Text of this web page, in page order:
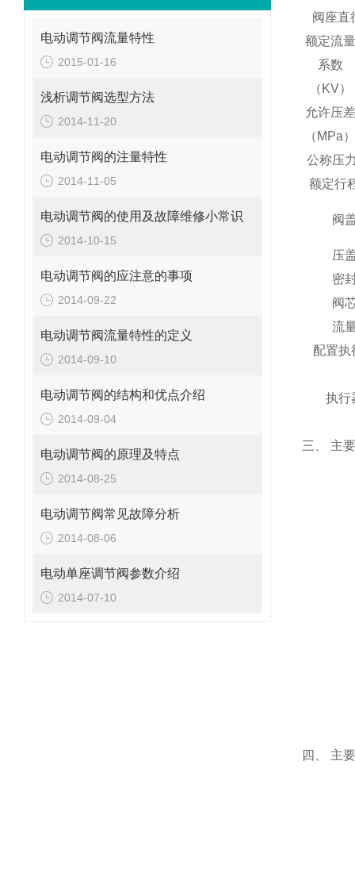
电动调节阀流量特性
2015-01-16
浅析调节阀选型方法
2014-11-20
电动调节阀的注量特性
2014-11-05
电动调节阀的使用及故障维修小常识
2014-10-15
电动调节阀的应注意的事项
2014-09-22
电动调节阀流量特性的定义
2014-09-10
电动调节阀的结构和优点介绍
2014-09-04
电动调节阀的原理及特点
2014-08-25
电动调节阀常见故障分析
2014-08-06
电动单座调节阀参数介绍
2014-07-10
阀座直
额定流量
系数
（KV）
允许压差
（MPa）
公称压
额定行
阀
压
密
阀
流
配置执
执行
三、 主
四、
主